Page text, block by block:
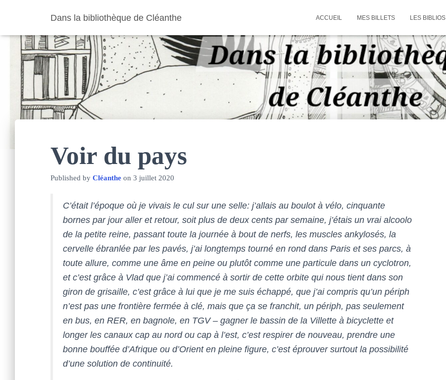
Dans la bibliothèque de Cléanthe ACCUEIL MES BILLETS LES BIBLIOS
Voir du pays
Published by Cléanthe on 3 juillet 2020
C’était l’époque où je vivais le cul sur une selle: j’allais au boulot à vélo, cinquante
bornes par jour aller et retour, soit plus de deux cents par semaine, j’étais un vrai alcoolo
de la petite reine, passant toute la journée à bout de nerfs, les muscles ankylosés, la
cervelle ébranlée par les pavés, j’ai longtemps tourné en rond dans Paris et ses parcs, à
toute allure, comme une âme en peine ou plutôt comme une particule dans un cyclotron,
et c’est grâce à Vlad que j’ai commencé à sortir de cette orbite qui nous tient dans son
giron de grisaille, c’est grâce à lui que je me suis échappé, que j’ai compris qu’un périph
n’est pas une frontière fermée à clé, mais que ça se franchit, un périph, pas seulement
en bus, en RER, en bagnole, en TGV – gagner le bassin de la Villette à bicyclette et
longer les canaux cap au nord ou cap à l’est, c’est respirer de nouveau, prendre une
bonne bouffée d’Afrique ou d’Orient en pleine figure, c’est éprouver surtout la possibilité
d’une solution de continuité.